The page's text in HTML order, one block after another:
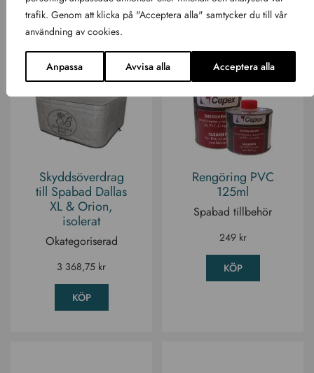
trafik. Genom att klicka på "Acceptera alla" samtycker du till vår
användning av cookies.
Anpassa Avvisa alla Acceptera alla
Skyddsöverdrag
till Spabad Dallas
XL & Orion,
isolerat
Okategoriserad
3 368,75 kr
KÖP
Rengöring PVC
125ml
Spabad tillbehör
249 kr
KÖP